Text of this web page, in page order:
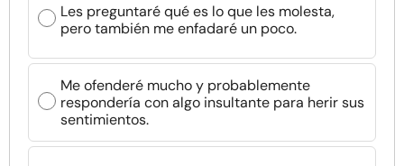
Les preguntaré qué es lo que les molesta,
pero también me enfadaré un poco.
Me ofenderé mucho y probablemente
respondería con algo insultante para herir sus
sentimientos.